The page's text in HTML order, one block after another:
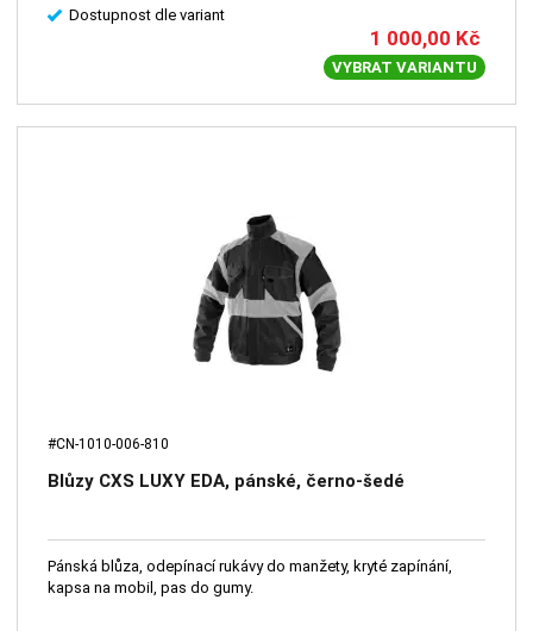
Dostupnost dle variant
1 000,00 Kč
VYBRAT VARIANTU
#CN-1010-006-810
Blůzy CXS LUXY EDA, pánské, černo-šedé
Pánská blůza, odepínací rukávy do manžety, kryté zapínání,
kapsa na mobil, pas do gumy.